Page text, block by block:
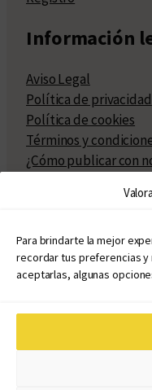
Para brindarte la mejor
recordar tus preferencias y
aceptarlas, algunas
Información
Aviso Legal
Política de privacidad
Política de cookies
Términos y
¿Cómo publicar con
Políticas de
Políticas de coedición
Atribuciones